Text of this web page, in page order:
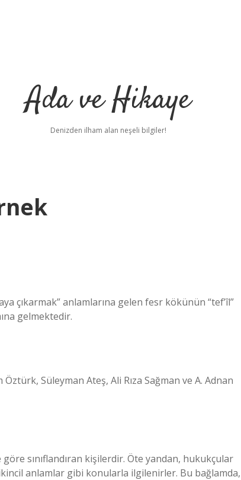
Ada ve Hikaye
Denizden ilham alan neşeli bilgiler!
çıkarmak” anlamlarına gelen fesr kökünün “tef’îl”
gelmektedir.
Süleyman Ateş, Ali Rıza Sağman ve A. Adnan
sınıflandıran kişilerdir. Öte yandan, hukukçular
anlamlar gibi konularla ilgilenirler. Bu bağlamda,